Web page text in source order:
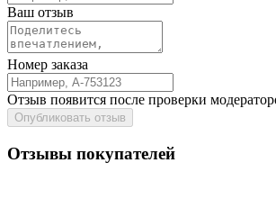
Ваш отзыв
Номер заказа
Отзыв появится после проверки
Опубликовать отзыв
Отзывы покупателей